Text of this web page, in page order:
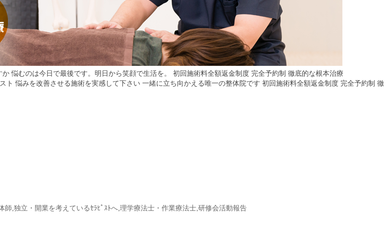
師,独立・開業を考えているｾﾗﾋﾟｽﾄへ,理学療法士・作業療法士,研修会活動報告